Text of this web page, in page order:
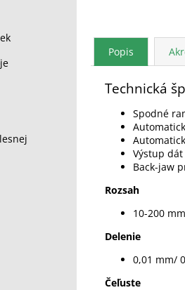
Popis
Technická
Spodné
Výstup
Back-jaw
Rozsah
10-200
Delenie
0,01 mm/
Čeľuste